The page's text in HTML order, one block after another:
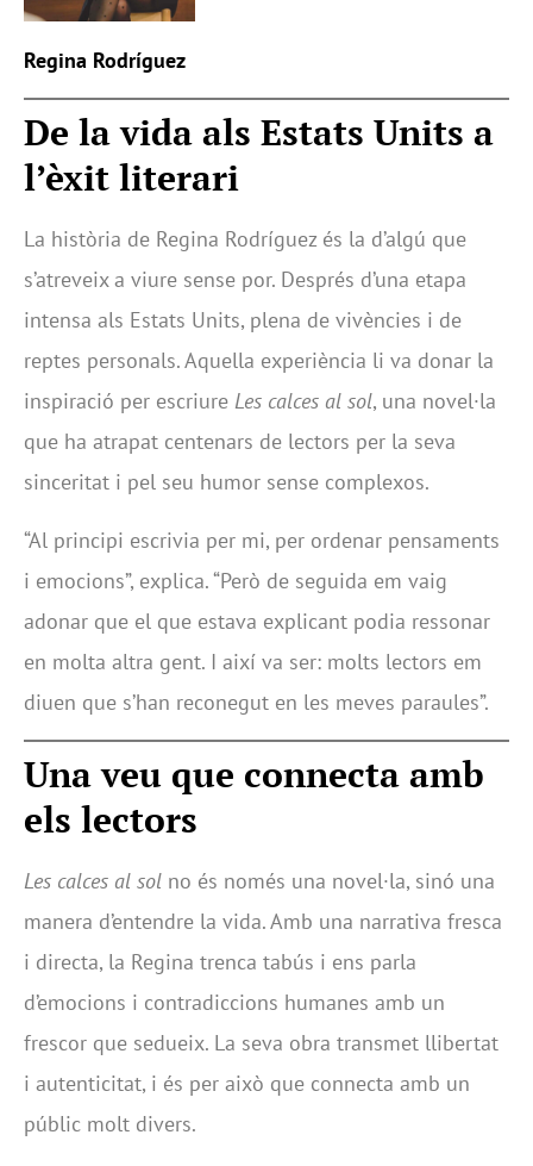
Regina Rodríguez
De la vida als Estats Units a
l’èxit literari
La història de Regina Rodríguez és la d’algú que
s’atreveix a viure sense por. Després d’una etapa
intensa als Estats Units, plena de vivències i de
reptes personals. Aquella experiència li va donar la
inspiració per escriure Les calces al sol, una novel·la
que ha atrapat centenars de lectors per la seva
sinceritat i pel seu humor sense complexos.
“Al principi escrivia per mi, per ordenar pensaments
i emocions”, explica. “Però de seguida em vaig
adonar que el que estava explicant podia ressonar
en molta altra gent. I així va ser: molts lectors em
diuen que s’han reconegut en les meves paraules”.
Una veu que connecta amb
els lectors
Les calces al sol no és només una novel·la, sinó una
manera d’entendre la vida. Amb una narrativa fresca
i directa, la Regina trenca tabús i ens parla
d’emocions i contradiccions humanes amb un
frescor que sedueix. La seva obra transmet llibertat
i autenticitat, i és per això que connecta amb un
públic molt divers.